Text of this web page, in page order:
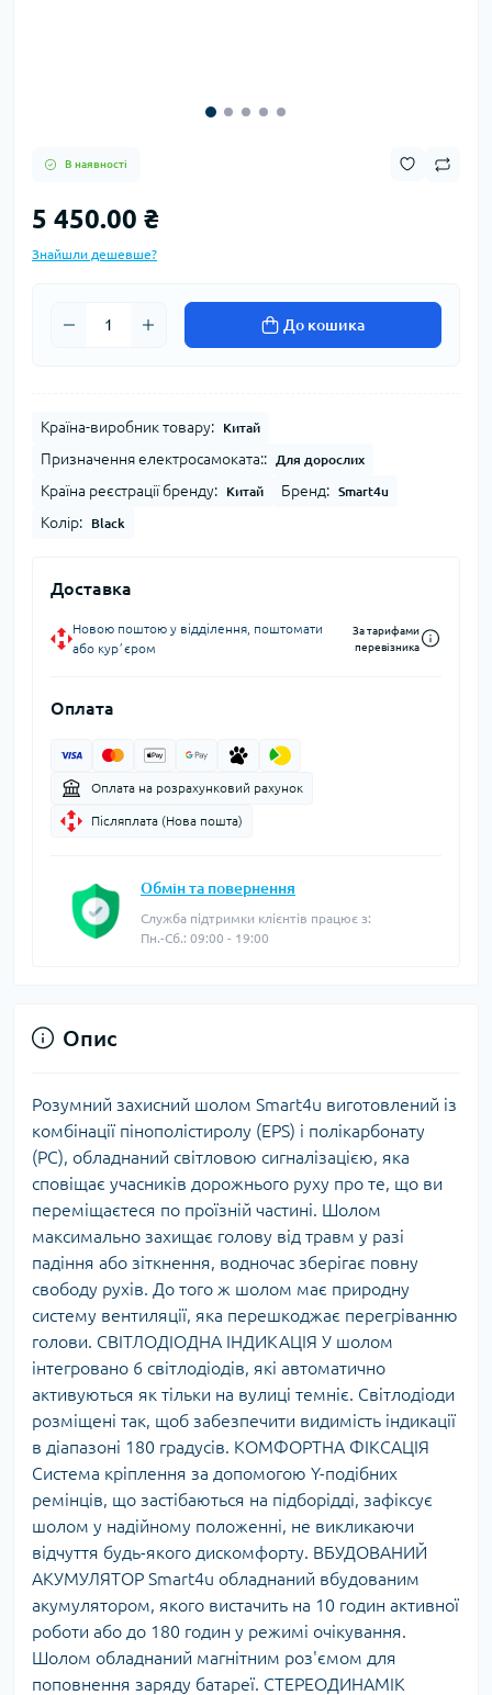
В наявності
5 450.00 ₴
Знайшли дешевше?
До кошика
Країна-виробник товару: Китай
Призначення електросамоката:: Для дорослих
Країна реєстрації бренду: Китай Бренд: Smart4u
Колір: Black
Доставка
Новою поштою у відділення, поштомати
або курʼєром
За тарифами
перевізника
Оплата
Оплата на розрахунковий рахунок
Післяплата (Нова пошта)
Обмін та повернення
Служба підтримки клієнтів працює з:
Пн.-Сб.: 09:00 - 19:00
Опис
Розумний захисний шолом Smart4u виготовлений із
комбінації пінополістиролу (EPS) і полікарбонату
(PC), обладнаний світловою сигналізацією, яка
сповіщає учасників дорожнього руху про те, що ви
переміщаєтеся по проїзній частині. Шолом
максимально захищає голову від травм у разі
падіння або зіткнення, водночас зберігає повну
свободу рухів. До того ж шолом має природну
систему вентиляції, яка перешкоджає перегріванню
голови. СВІТЛОДІОДНА ІНДИКАЦІЯ У шолом
інтегровано 6 світлодіодів, які автоматично
активуються як тільки на вулиці темніє. Світлодіоди
розміщені так, щоб забезпечити видимість індикації
в діапазоні 180 градусів. КОМФОРТНА ФІКСАЦІЯ
Система кріплення за допомогою Y-подібних
ремінців, що застібаються на підборідді, зафіксує
шолом у надійному положенні, не викликаючи
відчуття будь-якого дискомфорту. ВБУДОВАНИЙ
АКУМУЛЯТОР Smart4u обладнаний вбудованим
акумулятором, якого вистачить на 10 годин активної
роботи або до 180 годин у режимі очікування.
Шолом обладнаний магнітним роз'ємом для
поповнення заряду батареї. СТЕРЕОДИНАМІК